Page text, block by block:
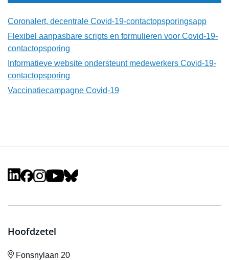
Coronalert, decentrale Covid-19-contactopsporingsapp
Flexibel aanpasbare scripts en formulieren voor Covid-19-
contactopsporing
Informatieve website ondersteunt medewerkers Covid-19-
contactopsporing
Vaccinatiecampagne Covid-19
Hoofdzetel
icône de localisation
Fonsnylaan 20